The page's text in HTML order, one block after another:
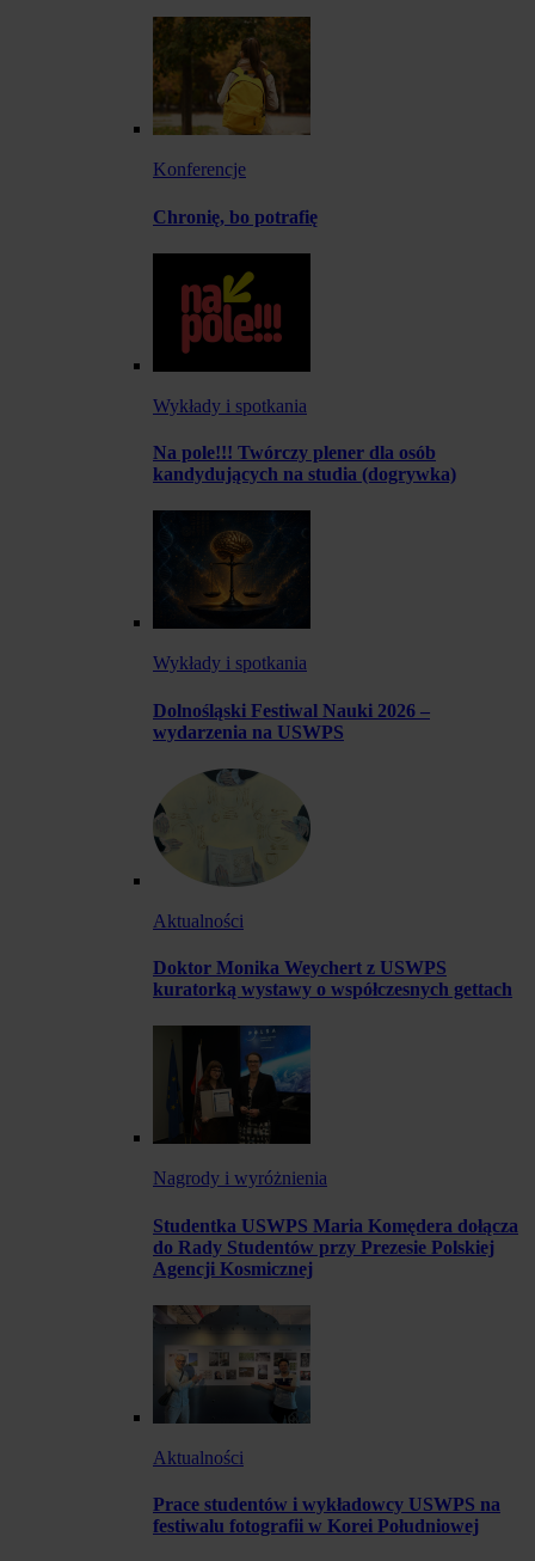
Konferencje
Chronię, bo potrafię
Wykłady i spotkania
Na pole!!! Twórczy plener dla osób
kandydujących na studia (dogrywka)
Wykłady i spotkania
Dolnośląski Festiwal Nauki 2026 –
wydarzenia na USWPS
Aktualności
Doktor Monika Weychert z USWPS
kuratorką wystawy o współczesnych gettach
Nagrody i wyróżnienia
Studentka USWPS Maria Komędera dołącza
do Rady Studentów przy Prezesie Polskiej
Agencji Kosmicznej
Aktualności
Prace studentów i wykładowcy USWPS na
festiwalu fotografii w Korei Południowej